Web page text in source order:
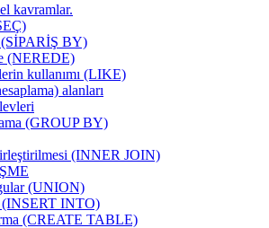
kavramlar.
(SİPARİŞ BY)
(NEREDE)
kullanımı (LIKE)
alanları
(GROUP BY)
(INNER JOIN)
(UNION)
(INSERT INTO)
(CREATE TABLE)